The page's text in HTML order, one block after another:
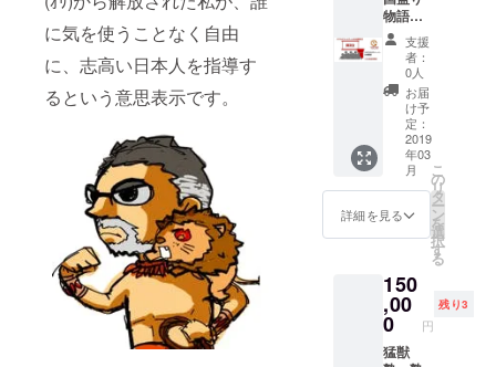
に気を使うことなく自由
に、志高い日本人を指導す
るという意思表示です。
スキルを社
内外に指
導。販売企
画マネー
ジャーとし
て日用品・
医薬品等の
様々なカテ
ゴリー・ブ
ランドの販
案、パン
パース、
ジョイ、
VICS諸製品
松市内
猛獣塾
Webコ
ミュニ
ティ/ビ
ジネス
クラブ
説明
会 参
加権利
開催は
翌日８
す ※日
程は、
都合に
より変
更の可
物語を
プロ
デュー
スして
います
CAMPF
IRE公式
キュ
レー
ター
大村和
彦 講演
会を開
（日本
国内）
通常講
師料
１０８
支援
者：
0人
お届
け予
定：
2019
年03
月
詳細を見る
こ
の
リ
タ
ー
ン
を
選
択
す
る
150
,00
0 円
残り3
猛獣